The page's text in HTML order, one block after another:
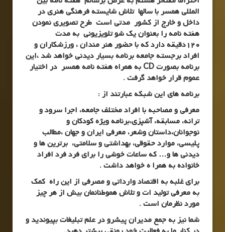
المللی همسر با سالها تلاش شایسته فرهنگی هنری در
داخل و خارج از کشور مدتی است طرح تصویری نمودن
هفته نامه را بعنوان یک شو تلویزیونی به مدت
120دقیقه دارد که با حضور هنر مندان ، ورزشکاران و
افراد برجسته جامعه برنامه بسیار دیدنی خواهد شد ،این
برنامه بصورتCD به همراه هفته نامه همسر در اختیار
عموم قرار خواهد گرفت .
برنامه های این شبکه عبارتند از :
معرفی و مصاحبه با افراد مختلف جامعه، اجرا سرود و
ترانه، مسابقه، آشپزی،برنامه ویژه کودکان و
نوجوانان،داستان وشعر، معرفی ایران و جهان ،مطالب
پلیسی، موارد حقوقی، بهداشتی و سلامتی، برترین ها و
دیدنی ها و… که ساعات خوشی را برای فرد فرد افراد
خانواده به همرا ه خواهد داشت .
برای غلبه به اقتصاد وارداتی و مصرفی از این راه کمک
به معرفی تولید ات و تلاش هموطنانمان بیش از هر چیز
مورد نظرمان است .
شما نیز به جمع مدیران پیشرو در علم تبلیغات بپیوندید و